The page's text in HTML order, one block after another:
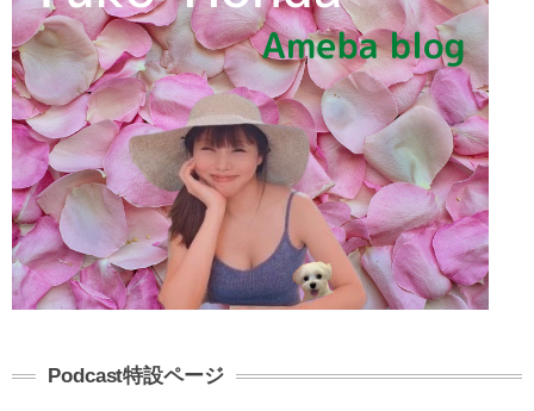
Podcast特設ページ